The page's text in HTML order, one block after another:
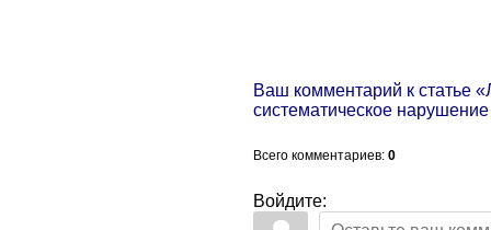
Ваш комментарий к статье
систематическое
Всего комментариев: 0
Войдите: